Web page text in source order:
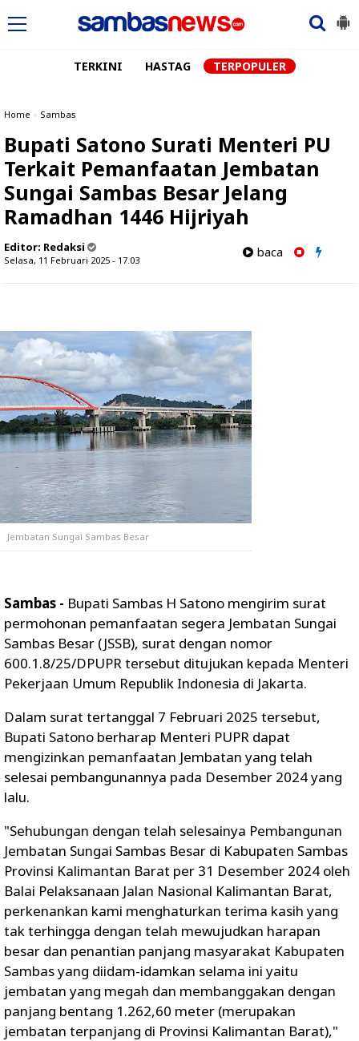
TERKINI HASTAG TERPOPULER
Home » Sambas
Bupati Satono Surati Menteri PU
Terkait Pemanfaatan Jembatan
Sungai Sambas Besar Jelang
Ramadhan 1446 Hijriyah
Editor: Redaksi
Selasa, 11 Februari 2025 - 17.03
baca
Jembatan Sungai Sambas Besar
Sambas - Bupati Sambas H Satono mengirim surat
permohonan pemanfaatan segera Jembatan Sungai
Sambas Besar (JSSB), surat dengan nomor
600.1.8/25/DPUPR tersebut ditujukan kepada Menteri
Pekerjaan Umum Republik Indonesia di Jakarta.
Dalam surat tertanggal 7 Februari 2025 tersebut,
Bupati Satono berharap Menteri PUPR dapat
mengizinkan pemanfaatan Jembatan yang telah
selesai pembangunannya pada Desember 2024 yang
lalu.
"Sehubungan dengan telah selesainya Pembangunan
Jembatan Sungai Sambas Besar di Kabupaten Sambas
Provinsi Kalimantan Barat per 31 Desember 2024 oleh
Balai Pelaksanaan Jalan Nasional Kalimantan Barat,
perkenankan kami menghaturkan terima kasih yang
tak terhingga dengan telah mewujudkan harapan
besar dan penantian panjang masyarakat Kabupaten
Sambas yang diidam-idamkan selama ini yaitu
jembatan yang megah dan membanggakan dengan
panjang bentang 1.262,60 meter (merupakan
jembatan terpanjang di Provinsi Kalimantan Barat),"